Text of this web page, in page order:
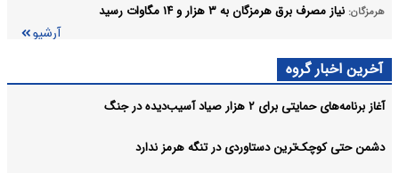
هرمزگان: نیاز مصرف برق هرمزگان به ۳ هزار و ۱۴ مگاوات رسید
آرشیو
آخرین اخبار گروه
آغاز برنامه‌های حمایتی برای ۲ هزار صیاد آسیب‌دیده در جنگ
دشمن حتی کوچک‌ترین دستاوردی در تنگه هرمز ندارد